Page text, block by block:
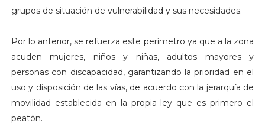
grupos de situación de vulnerabilidad y sus necesidades.
Por lo anterior, se refuerza este perímetro ya que a la zona
acuden mujeres, niños y niñas, adultos mayores y
personas con discapacidad, garantizando la prioridad en el
uso y disposición de las vías, de acuerdo con la jerarquía de
movilidad establecida en la propia ley que es primero el
peatón.